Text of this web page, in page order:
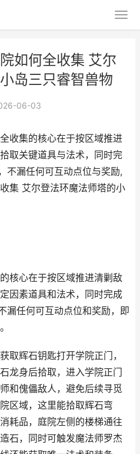
如何全收集 艾尔
岛三只睿智兽物
06-03
收集的核心在于按区域推进
取关键道具与法术，同时完
不漏任何可互动点位与奖励,
集 艾尔登法环魔法师塔的小
核心在于按区域推进清剿敌
因素道具和法术，同时完成
漏任何可互动点位和奖励，即
取辉石钥匙打开学院正门，
龙身后拾取，进入学院正门
和傀儡敌人，避免后续寻觅
区域，这里能拾取辉石弯
耗品，庭院左侧的楼梯通往
石，同时可触发魔法师罗杰